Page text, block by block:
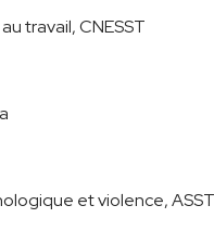
travail, CNESST
et violence,